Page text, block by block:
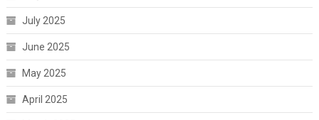
July 2025
June 2025
May 2025
April 2025